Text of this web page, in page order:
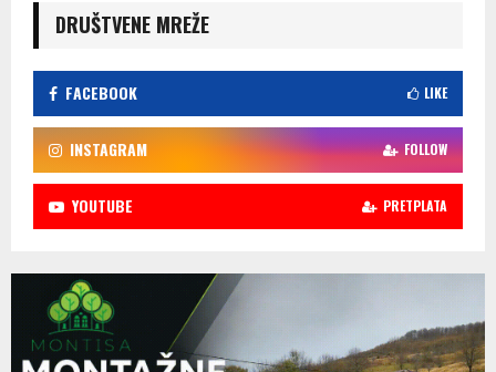
DRUŠTVENE MREŽE
FACEBOOK LIKE
INSTAGRAM FOLLOW
YOUTUBE PRETPLATA